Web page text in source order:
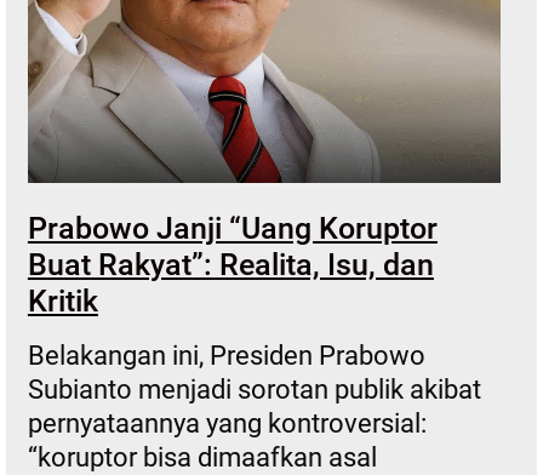
Prabowo Janji “Uang Koruptor
Buat Rakyat”: Realita, Isu, dan
Kritik
Belakangan ini, Presiden Prabowo
Subianto menjadi sorotan publik akibat
pernyataannya yang kontroversial:
“koruptor bisa dimaafkan asal